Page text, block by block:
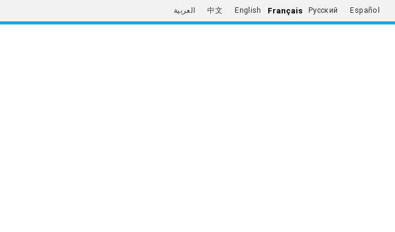
العربية 中文 English Français Русский Español